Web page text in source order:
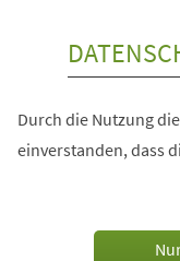
Durch die Nutzung
einverstanden, dass